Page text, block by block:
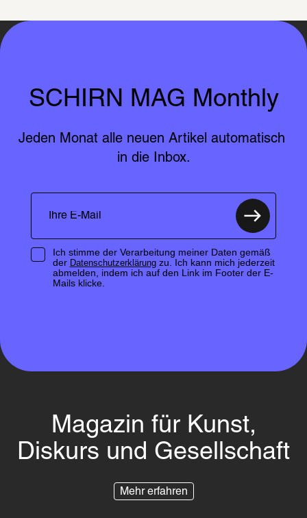
SCHIRN MAG Monthly
Jeden Monat alle neuen Artikel automatisch
in die Inbox.
Ich stimme der Verarbeitung meiner Daten gemäß
der Datenschutzerklärungzu. Ich kann mich jederzeit
abmelden, indem ich auf den Link im Footer der E-
Mails klicke.
Magazin für Kunst,
Diskurs und Gesellschaft
Mehr erfahren